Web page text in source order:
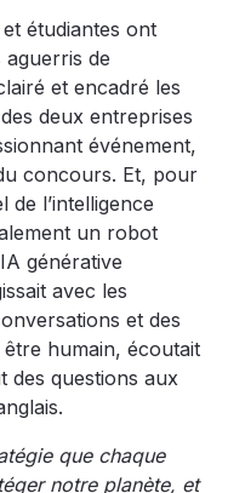
étudiantes ont
de
et encadré les
deux entreprises
événement,
concours. Et, pour
l’intelligence
un robot
générative
avec les
et des
être humain, écoutait
des questions aux
que chaque
notre planète, et